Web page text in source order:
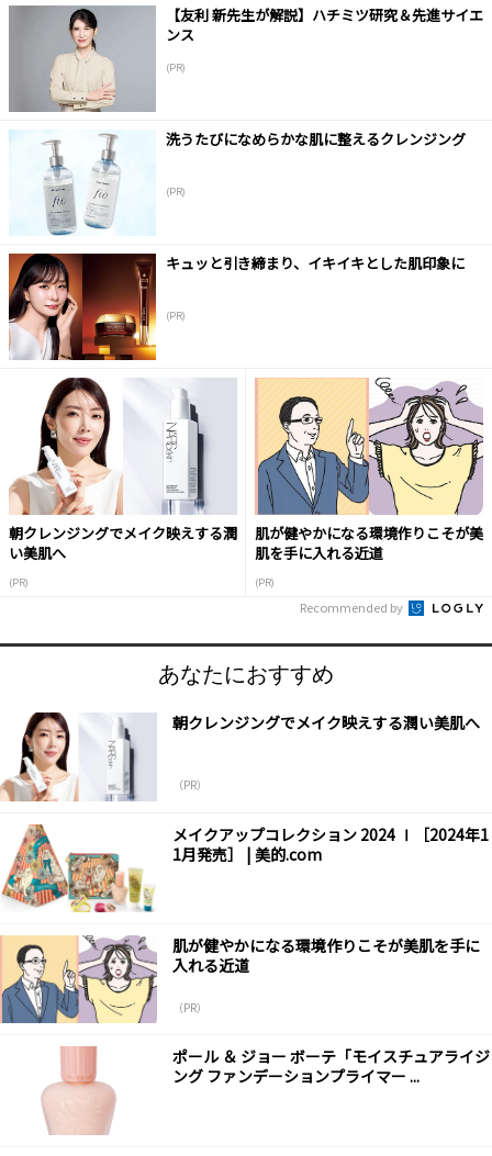
【友利 新先生が解説】ハチミツ研究＆先進サイエ
ンス
(PR)
洗うたびになめらかな肌に整えるクレンジング
(PR)
キュッと引き締まり、イキイキとした肌印象に
(PR)
朝クレンジングでメイク映えする潤
い美肌へ
(PR)
肌が健やかになる環境作りこそが美
肌を手に入れる近道
(PR)
Recommended by
あなたにおすすめ
朝クレンジングでメイク映えする潤い美肌へ
（PR）
メイクアップコレクション 2024 Ⅰ［2024年1
1月発売］ | 美的.com
肌が健やかになる環境作りこそが美肌を手に
入れる近道
（PR）
ポール ＆ ジョー ボーテ「モイスチュアライジ
ング ファンデーションプライマー ...